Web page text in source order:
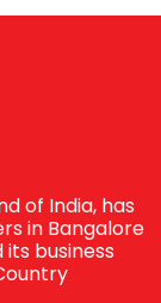
of India, has
in Bangalore
business